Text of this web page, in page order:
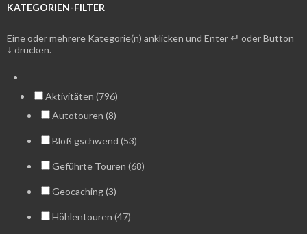
KATEGORIEN-FILTER
Eine oder mehrere Kategorie(n) anklicken und Enter ↵ oder Button
↓ drücken.
Aktivitäten (796)
Autotouren (8)
Bloß gschwend (53)
Geführte Touren (68)
Geocaching (3)
Höhlentouren (47)